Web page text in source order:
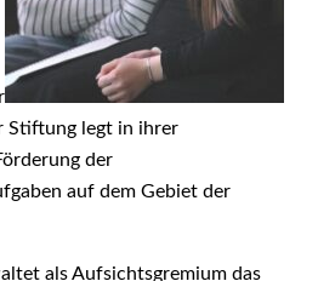
Stiftung legt in ihrer
der
auf dem Gebiet der
als Aufsichtsgremium das